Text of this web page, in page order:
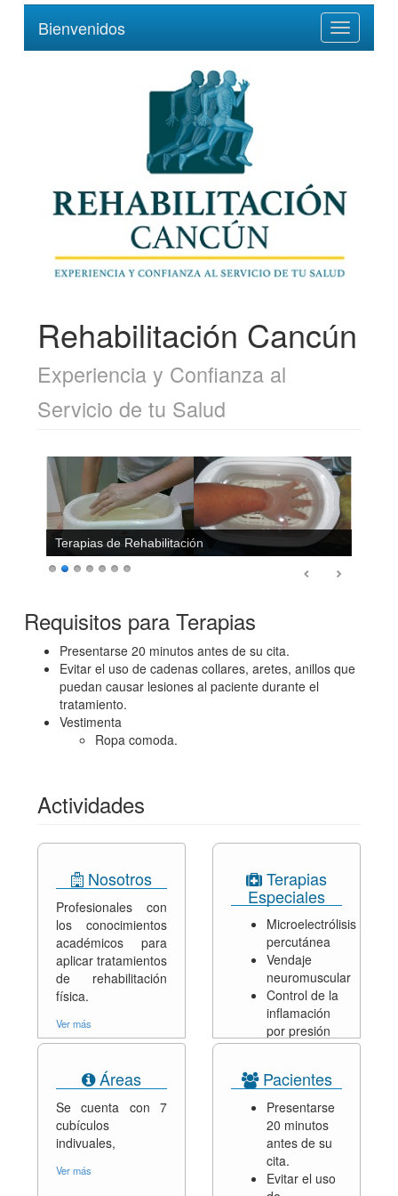
Toggle
navigation
Bienvenidos
Rehabilitación Cancún
Experiencia y Confianza al
Servicio de tu Salud
Terapias de Rehabilitación
Requisitos para Terapias
Presentarse 20 minutos antes de su cita.
Evitar el uso de cadenas collares, aretes, anillos que
puedan causar lesiones al paciente durante el
tratamiento.
Vestimenta
Ropa comoda.
Actividades
Nosotros
Profesionales con
los conocimientos
académicos para
aplicar tratamientos
de rehabilitación
física.
Ver más
Terapias
Especiales
Microelectrólisis
percutánea
Vendaje
neuromuscular
Control de la
inflamación
por presión
neumática
Ver más
Áreas
Se cuenta con 7
cubículos
indivuales,
Ver más
Pacientes
Presentarse
20 minutos
antes de su
cita.
Evitar el uso